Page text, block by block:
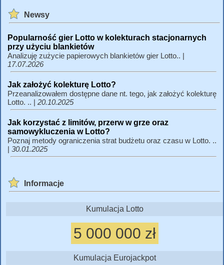
Newsy
Popularność gier Lotto w kolekturach stacjonarnych
przy użyciu blankietów
Analizuję zużycie papierowych blankietów gier Lotto.. |
17.07.2026
Jak założyć kolekturę Lotto?
Przeanalizowałem dostępne dane nt. tego, jak założyć kolekturę
Lotto. .. | 20.10.2025
Jak korzystać z limitów, przerw w grze oraz
samowykluczenia w Lotto?
Poznaj metody ograniczenia strat budżetu oraz czasu w Lotto. ..
| 30.01.2025
Informacje
Kumulacja Lotto
5 000 000 zł
Kumulacja Eurojackpot